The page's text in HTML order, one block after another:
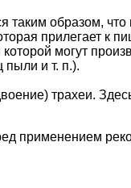
образом,
прилегает к
могут
пыли и т. п.).
трахеи.
применением